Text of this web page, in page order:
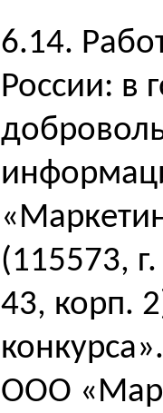
6.14.
России: в
(115573,
43, корп.
ООО